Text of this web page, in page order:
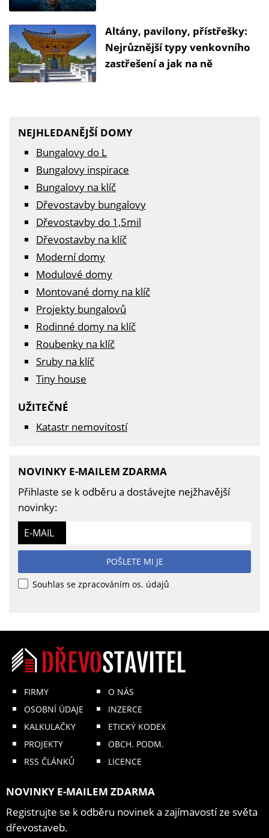
Altány, pavilony, přístřešky:
Nejrůznější typy venkovního
zastřešení a jak na ně
NEJHLEDANĚJŠÍ DOMY
Bungalovy do L
Bungalovy inspirace
Bungalovy na klíč
Dřevostavby bungalovy
Dřevostavby do 1,5mil
Dřevostavby na klíč
Moderní domy
Modulové domy
Montované domy na klíč
Projekty bungalovů
Rodinné domy na klíč
Roubenky na klíč
Sruby na klíč
Tiny house
UŽITEČNÉ
Katastr nemovitostí
NOVINKY E-MAILEM ZDARMA
Přihlaste se k odběru a dostávejte nejžhavější
novinky:
E-MAIL
POŠLETE MI JE
Souhlas se zpracováním os. údajů
FIRMY
OSOBNÍ ÚDAJE
KALKULAČKY
PROJEKTY
RSS ČLÁNKŮ
O NÁS
INZERCE
ETICKÝ KODEX
OBCH. PODM.
LICENCE
NOVINKY E-MAILEM ZDARMA
Registrujte se k odběru novinek a zajímavostí ze světa
dřevostaveb.